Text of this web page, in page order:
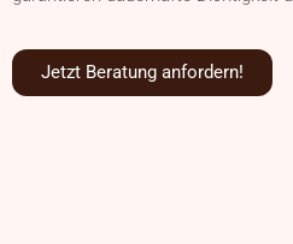
Jetzt Beratung anfordern!